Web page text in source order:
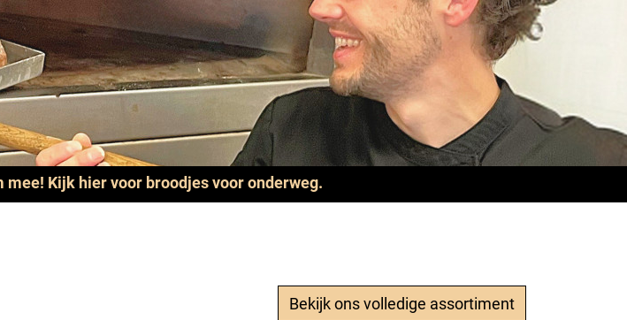
Kijk hier voor broodjes voor onderweg.
Bekijk ons volledige assortiment